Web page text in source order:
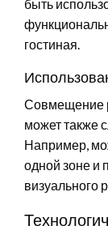
быть
гостиная.
Совмещение
может также
Например,
одной зоне и
визуального